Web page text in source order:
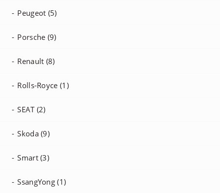
Peugeot (5)
Porsche (9)
Renault (8)
Rolls-Royce (1)
SEAT (2)
Skoda (9)
Smart (3)
SsangYong (1)